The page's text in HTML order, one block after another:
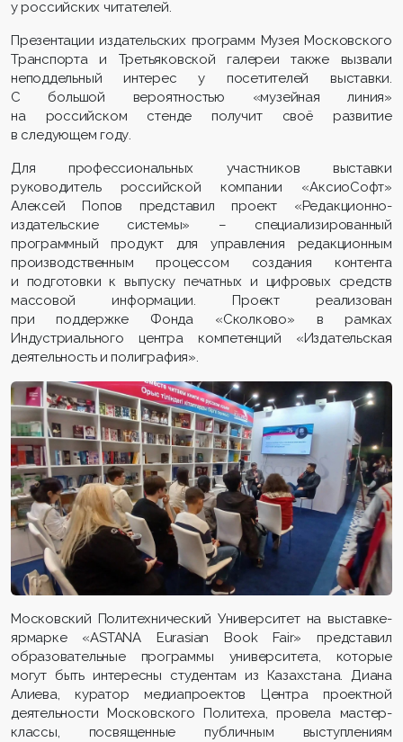
у российских читателей.
Презентации издательских программ Музея Московского
Транспорта и Третьяковской галереи также вызвали
неподдельный интерес у посетителей выставки.
С большой вероятностью «музейная линия»
на российском стенде получит своё развитие
в следующем году.
Для профессиональных участников выставки
руководитель российской компании «АксиоСофт»
Алексей Попов представил проект «Редакционно-
издательские системы» – специализированный
программный продукт для управления редакционным
производственным процессом создания контента
и подготовки к выпуску печатных и цифровых средств
массовой информации. Проект реализован
при поддержке Фонда «Сколково» в рамках
Индустриального центра компетенций «Издательская
деятельность и полиграфия».
Московский Политехнический Университет на выставке-
ярмарке «ASTANA Eurasian Book Fair» представил
образовательные программы университета, которые
могут быть интересны студентам из Казахстана. Диана
Алиева, куратор медиапроектов Центра проектной
деятельности Московского Политеха, провела мастер-
классы, посвященные публичным выступлениям